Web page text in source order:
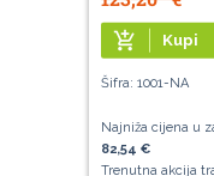
add_shopping_cart Kupi
Šifra: 1001-NA
Najniža cijena u
82,54 €
Trenutna akcija